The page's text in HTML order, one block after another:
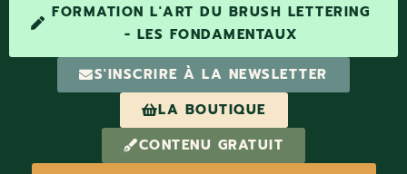
FORMATION L'ART DU BRUSH LETTERING
- LES FONDAMENTAUX
S'INSCRIRE À LA NEWSLETTER
LA BOUTIQUE
CONTENU GRATUIT